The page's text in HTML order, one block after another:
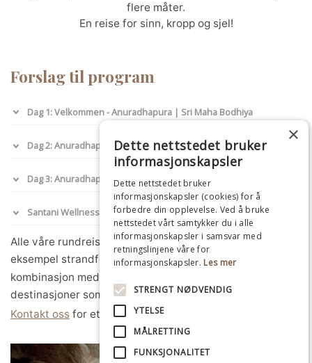
flere måter.
En reise for sinn, kropp og sjel!
Forslag til program
Dag 1: Velkommen - Anuradhapura | Sri Maha Bodhiya
Dag 2: Anuradhapura - arkologisk sted | Meditasjon
Dag 3: Anuradhapura - Digana
Santani Wellness Resort 3, 5 eller 7 netter
Alle våre rundreiser på Sri Lanka kan forlenges med for
eksempel strandferie på Sri Lanka ellerMaldivene
kombinasjon med noen av våre andre spennende
destinasjoner som for eksempel eksotiskeIndia
Kontakt oss for et uforpliktende tilbud.
×
Dette nettstedet bruker
informasjonskapsler
Dette nettstedet bruker
informasjonskapsler (cookies) for å
forbedre din opplevelse. Ved å bruke
nettstedet vårt samtykker du i alle
informasjonskapsler i samsvar med
retningslinjene våre for
informasjonskapsler. Les mer
STRENGT NØDVENDIG
YTELSE
MÅLRETTING
FUNKSJONALITET